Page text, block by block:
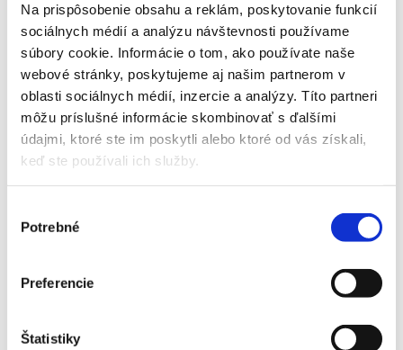
Na prispôsobenie obsahu a reklám, poskytovanie funkcií
sociálnych médií a analýzu návštevnosti používame
súbory cookie. Informácie o tom, ako používate naše
webové stránky, poskytujeme aj našim partnerom v
oblasti sociálnych médií, inzercie a analýzy. Títo partneri
môžu príslušné informácie skombinovať s ďalšími
údajmi, ktoré ste im poskytli alebo ktoré od vás získali,
keď ste používali ich služby.
súhlasu
Potrebné
Preferencie
Štatistiky
Domov
Produkty
Skleníky
Rada Variant
Klasické skleníky
Skleníky M
Skleník predĺženie VARIANT MW
Skleník predĺženie VARIANT MW
Skleníky
Skleníky M
Skleník predĺženie VARIANT MW